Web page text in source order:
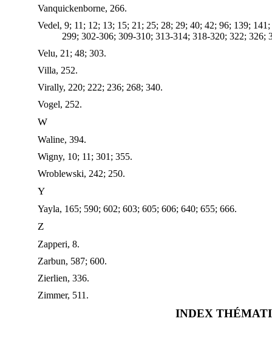
Vanquickenborne, 266.
Vedel, 9; 11; 12; 13; 15; 21; 25; 28; 29; 40; 42; 96; 139;
299; 302-306; 309-310; 313‑314; 318-320; 322; 326;
Velu, 21; 48; 303.
Villa, 252.
Virally, 220; 222; 236; 268; 340.
Vogel, 252.
W
Waline, 394.
Wigny, 10; 11; 301; 355.
Wroblewski, 242; 250.
Y
Yayla, 165; 590; 602; 603; 605; 606; 640; 655; 666.
Z
Zapperi, 8.
Zarbun, 587; 600.
Zierlien, 336.
Zimmer, 511.
INDEX